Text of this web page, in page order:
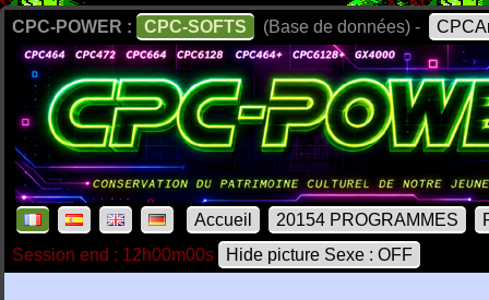
CPC-POWER : CPC-SOFTS (Base de données) -
Accueil 20154 PROGRAMMES
Session end : 12h00m00s
Hide picture Sexe : OFF